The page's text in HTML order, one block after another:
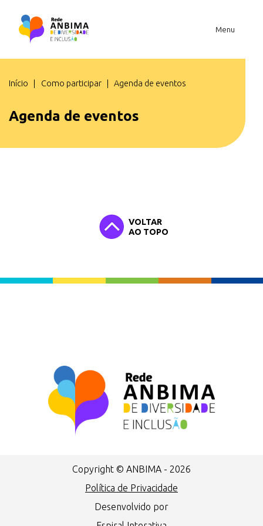
Menu
Você está em
Início Como participar Agenda de eventos
Agenda de eventos
VOLTAR
AO TOPO
Copyright © ANBIMA - 2026
Política de Privacidade
Desenvolvido por